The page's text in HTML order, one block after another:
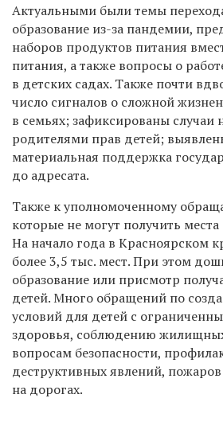
Актуальными были темы
образование из-за пандемии,
наборов продуктов питания
питания, а также вопросы о
в детских садах. Также почти
число сигналов о сложной
в семьях; зафиксированы случаи
родителями прав детей;
материальная поддержка
до адресата.
Также к уполномоченному
которые не могут получить места
На начало года в Красноярском
более 3,5 тыс. мест. При этом
образование или присмотр
детей. Много обращений по
условий для детей с
здоровья, соблюдению
вопросам безопасности,
деструктивных явлений,
на дорогах.